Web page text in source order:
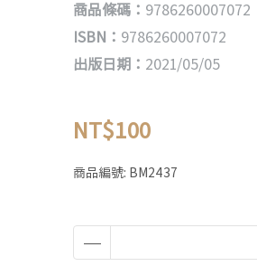
商品條碼： 9786260007072
ISBN： 9786260007072
出版日期： 2021/05/05
NT$100
商品編號: BM2437